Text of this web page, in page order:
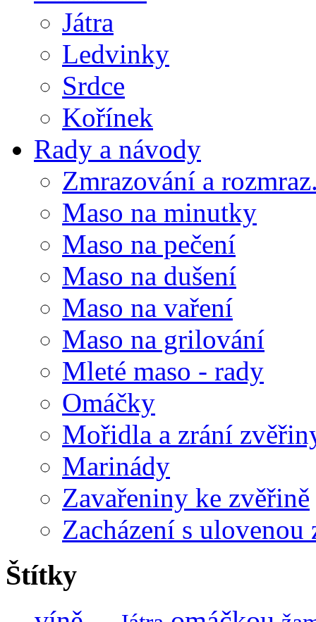
Játra
Ledvinky
Srdce
Kořínek
Rady a návody
Zmrazování a
Maso na minutky
Maso na pečení
Maso na dušení
Maso na vaření
Maso na grilování
Mleté maso - rady
Omáčky
Mořidla a zrání
Marinády
Zavařeniny ke zvěřině
Zacházení s ulovenou
Štítky